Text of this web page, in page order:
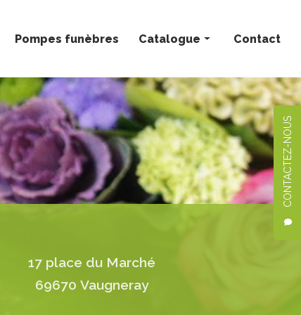
CONTACTEZ-NOUS
Pompes funèbres Catalogue
Bouquets personnalisés
Compositions florales
Deuil
Mariage
Plantes
Contact
17 place du Marché
69670 Vaugneray